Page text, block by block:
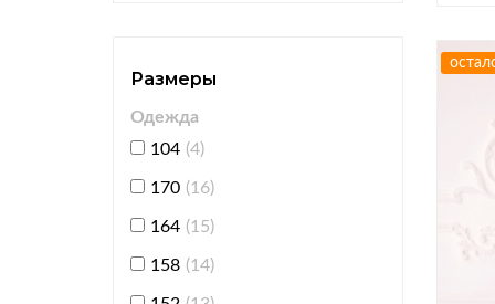
Размеры
Одежда
104 (4)
170 (16)
164 (15)
158 (14)